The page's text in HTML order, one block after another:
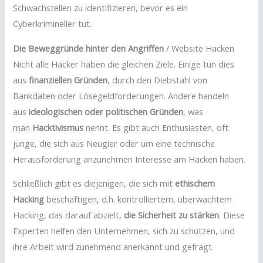
Schwachstellen zu identifizieren, bevor es ein
Cyberkrimineller tut.
Die Beweggründe hinter den Angriffen / Website Hacken
Nicht alle Hacker haben die gleichen Ziele. Einige tun dies
ausfinanziellen Gründen, durch den Diebstahl von
Bankdaten oder Lösegeldforderungen. Andere handeln
ausideologischen oder politischen Gründen, was
man Hacktivismus nennt. Es gibt auch Enthusiasten, oft
junge, die sich aus Neugier oder um eine technische
Herausforderung anzunehmen Interesse am Hacken haben.
Schließlich gibt es diejenigen, die sich mit ethischem
Hacking beschäftigen, d.h. kontrolliertem, überwachtem
Hacking, das darauf abzielt, die Sicherheit zu stärken. Diese
Experten helfen den Unternehmen, sich zu schützen, und
ihre Arbeit wird zunehmend anerkannt und gefragt.